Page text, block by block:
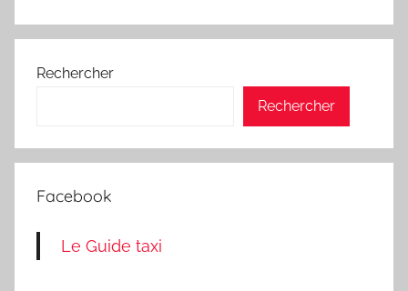
Rechercher
Rechercher
Facebook
Le Guide taxi